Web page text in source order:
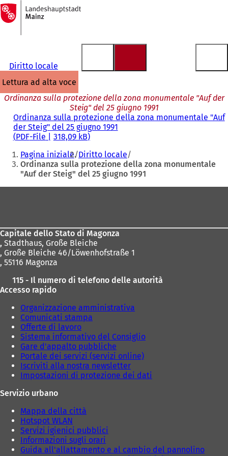
Vai al contenuto
Alla
pagina
iniziale
Diritto locale
lettura ad alta voce
Ordinanza sulla protezione della zona monumentale "Auf der
Steig" del 25 giugno 1991
Ordinanza sulla protezione della zona monumentale "Auf
der Steig" del 25 giugno 1991
PDF-File 318,09 kB
Siete
qui:
Pagina iniziale Diritto locale
Ordinanza sulla protezione della zona monumentale
"Auf der Steig" del 25 giugno 1991
Capitale dello Stato di Magonza
, Stadthaus, Große Bleiche
, Große Bleiche 46/Löwenhofstraße 1
, 55116 Magonza
115 - Il numero di telefono delle autorità
Accesso rapido
Organizzazione amministrativa
Comunicati stampa
Offerte di lavoro
Sistema informativo del Consiglio
Gare d'appalto pubbliche
Portale dei servizi (servizi online)
Iscriviti alla nostra newsletter
Impostazioni di protezione dei dati
Servizio urbano
Mappa della città
Hotspot WLAN
Servizi igienici pubblici
Informazioni sugli orari
Guida all'allattamento e al cambio del pannolino